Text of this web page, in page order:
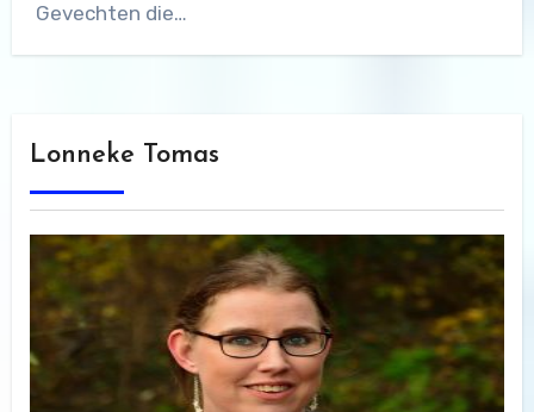
Gevechten die…
Lonneke Tomas